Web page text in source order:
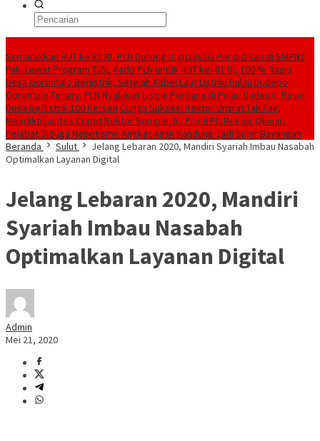
Semarakkan HUT ke 81 RI, PLN Dorong Digitalisasi Pendidikan di SMPN1
Palu Lewat Program TJSLKado PLN untuk HUT ke- 81 RI, 100 % Rasio
Desa Gorontalo Berlistrik, Setelah Kabel Laut Listriki Pulau Dudepo
Gorontalo Terang. PLN Nyalakan Listrik Perdana di Pulau Dudepo, Rasio
Desa Berlistrik 100 Persen Curiga Suksesi Rektor Unsrat Tak Fair,
Mendiktisaintek Copot Rektor Sompie, Ini Profil Plt RektorOknum
Pejabat Diduga Nepotisme Angkat Anak Kandung Jadi Supir Bayangan
Beranda
Sulut
Jelang Lebaran 2020, Mandiri Syariah Imbau Nasabah
Optimalkan Layanan Digital
Jelang Lebaran 2020, Mandiri
Syariah Imbau Nasabah
Optimalkan Layanan Digital
Admin
Mei 21, 2020